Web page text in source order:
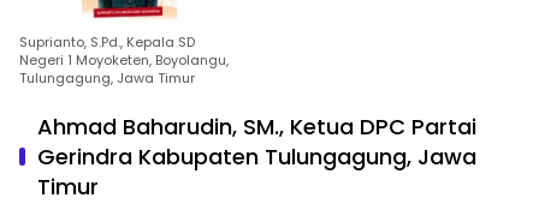
Suprianto, S.Pd., Kepala SD
Negeri 1 Moyoketen, Boyolangu,
Tulungagung, Jawa Timur
Ahmad Baharudin, SM., Ketua DPC Partai
Gerindra Kabupaten Tulungagung, Jawa
Timur